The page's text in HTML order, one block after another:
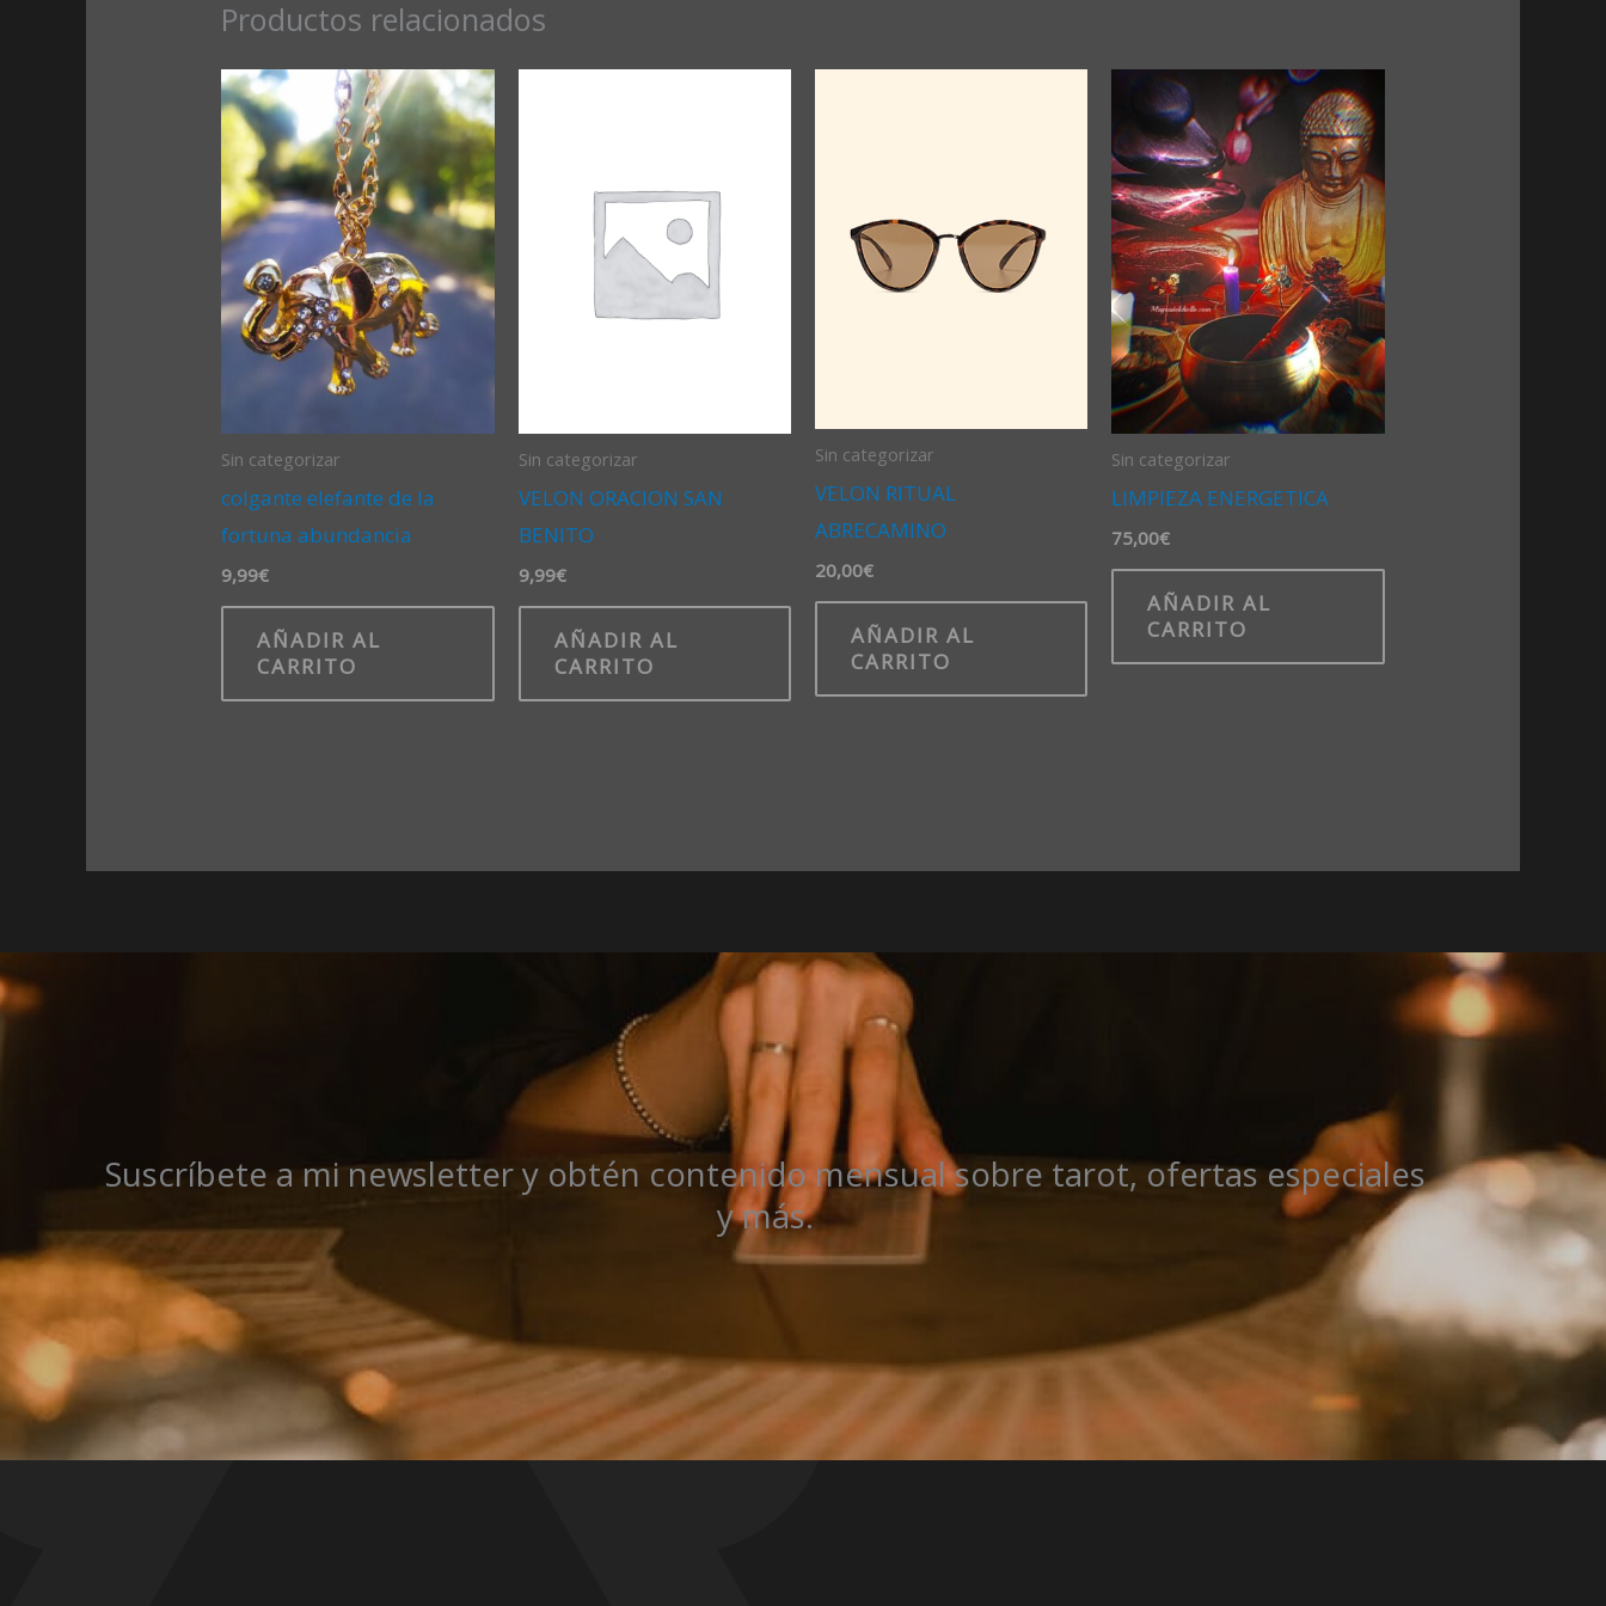
Productos relacionados
Sin categorizar
colgante elefante de la
fortuna abundancia
9,99€
AÑADIR AL
CARRITO
Sin categorizar
VELON ORACION SAN
BENITO
9,99€
AÑADIR AL
CARRITO
Sin categorizar
VELON RITUAL
ABRECAMINO
20,00€
AÑADIR AL
CARRITO
Sin categorizar
LIMPIEZA ENERGETICA
75,00€
AÑADIR AL
CARRITO
Suscríbete a mi newsletter y obtén contenido mensual sobre tarot, ofertas especiales
y más.